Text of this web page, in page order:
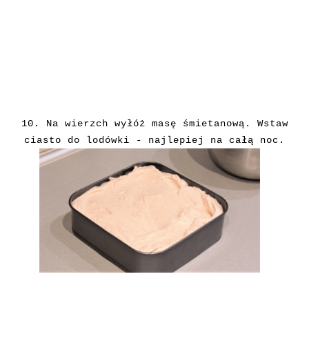
10. Na wierzch wyłóż masę śmietanową. Wstaw
ciasto do lodówki - najlepiej na całą noc.